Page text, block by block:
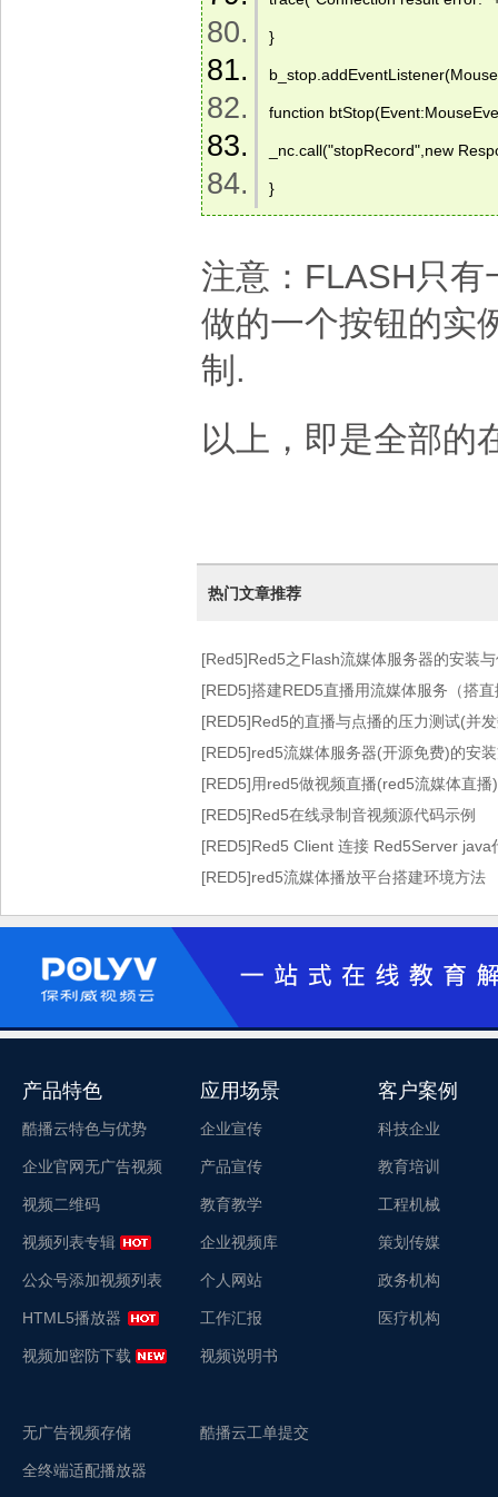
}
function
_nc.call("stopRecord",new
}
注意：FLASH只
做的一个按钮的实
制.
以上，即是全部的
热门文章推荐
[Red5]Red5之Flash流媒体服务器的安装
[RED5]搭建RED5直播用流媒体服务（搭
[RED5]Red5的直播与点播的压力测试(并
[RED5]red5流媒体服务器(开源免费)的安
[RED5]用red5做视频直播(red5流媒体直播)
[RED5]Red5在线录制音视频源代码示例
[RED5]Red5 Client 连接 Red5Server java
[RED5]red5流媒体播放平台搭建环境方法
产品特色
酷播云特色与优势
企业官网无广告视频
视频二维码
视频列表专辑
公众号添加视频列表
HTML5播放器
视频加密防下载
无广告视频存储
全终端适配播放器
应用场景
企业宣传
产品宣传
教育教学
企业视频库
个人网站
工作汇报
视频说明书
酷播云工单提交
客户案例
科技企业
教育培训
工程机械
策划传媒
政务机构
医疗机构